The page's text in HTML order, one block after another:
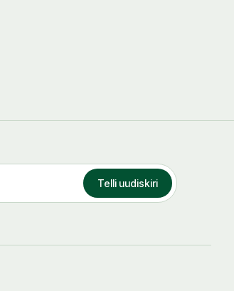
Telli uudiskiri